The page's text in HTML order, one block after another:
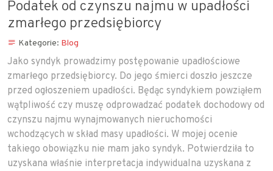
Podatek od czynszu najmu w upadłości
zmarłego przedsiębiorcy
Kategorie: Blog
Jako syndyk prowadzimy postępowanie upadłościowe
zmarłego przedsiębiorcy. Do jego śmierci doszło jeszcze
przed ogłoszeniem upadłości. Będąc syndykiem powziąłem
wątpliwość czy muszę odprowadzać podatek dochodowy od
czynszu najmu wynajmowanych nieruchomości
wchodzących w skład masy upadłości. W mojej ocenie
takiego obowiązku nie mam jako syndyk. Potwierdziła to
uzyskana właśnie interpretacja indywidualna uzyskana z